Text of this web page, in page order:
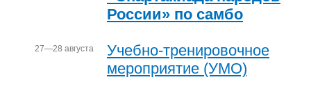
России» по самбо
27—28 августа
Учебно-тренировочное
мероприятие (УМО)